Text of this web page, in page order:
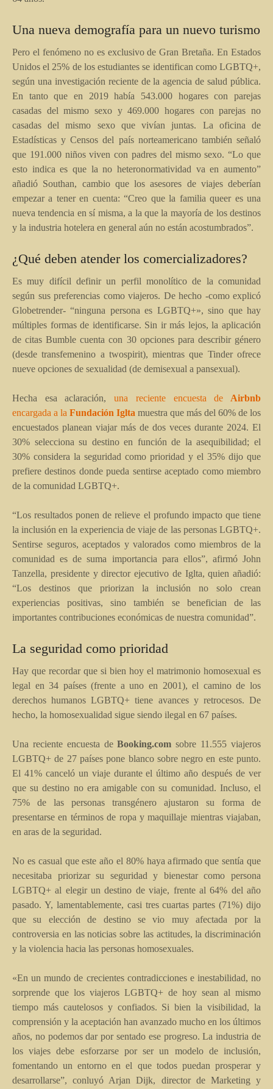
Una nueva demografía para un nuevo turismo
Pero el fenómeno no es exclusivo de Gran Bretaña. En Estados
Unidos el 25% de los estudiantes se identifican como LGBTQ+,
según una investigación reciente de la agencia de salud pública.
En tanto que en 2019 había 543.000 hogares con parejas
casadas del mismo sexo y 469.000 hogares con parejas no
casadas del mismo sexo que vivían juntas. La oficina de
Estadísticas y Censos del país norteamericano también señaló
que 191.000 niños viven con padres del mismo sexo. “Lo que
esto indica es que la no heteronormatividad va en aumento”
añadió Southan, cambio que los asesores de viajes deberían
empezar a tener en cuenta: “Creo que la familia queer es una
nueva tendencia en sí misma, a la que la mayoría de los destinos
y la industria hotelera en general aún no están acostumbrados”.
¿Qué deben atender los comercializadores?
Es muy difícil definir un perfil monolítico de la comunidad
según sus preferencias como viajeros. De hecho -como explicó
Globetrender- “ninguna persona es LGBTQ+», sino que hay
múltiples formas de identificarse. Sin ir más lejos, la aplicación
de citas Bumble cuenta con 30 opciones para describir género
(desde transfemenino a twospirit), mientras que Tinder ofrece
nueve opciones de sexualidad (de demisexual a pansexual).
Hecha esa aclaración,una reciente encuesta de Airbnb
encargada a la Fundación Iglta muestra que más del 60% de los
encuestados planean viajar más de dos veces durante 2024. El
30% selecciona su destino en función de la asequibilidad; el
30% considera la seguridad como prioridad y el 35% dijo que
prefiere destinos donde pueda sentirse aceptado como miembro
de la comunidad LGBTQ+.
“Los resultados ponen de relieve el profundo impacto que tiene
la inclusión en la experiencia de viaje de las personas LGBTQ+.
Sentirse seguros, aceptados y valorados como miembros de la
comunidad es de suma importancia para ellos”, afirmó John
Tanzella, presidente y director ejecutivo de Iglta, quien añadió:
“Los destinos que priorizan la inclusión no solo crean
experiencias positivas, sino también se benefician de las
importantes contribuciones económicas de nuestra comunidad”.
La seguridad como prioridad
Hay que recordar que si bien hoy el matrimonio homosexual es
legal en 34 países (frente a uno en 2001), el camino de los
derechos humanos LGBTQ+ tiene avances y retrocesos. De
hecho, la homosexualidad sigue siendo ilegal en 67 países.
Una reciente encuesta deBooking.com sobre 11.555 viajeros
LGBTQ+ de 27 países pone blanco sobre negro en este punto.
El 41% canceló un viaje durante el último año después de ver
que su destino no era amigable con su comunidad. Incluso, el
75% de las personas transgénero ajustaron su forma de
presentarse en términos de ropa y maquillaje mientras viajaban,
en aras de la seguridad.
No es casual que este año el 80% haya afirmado que sentía que
necesitaba priorizar su seguridad y bienestar como persona
LGBTQ+ al elegir un destino de viaje, frente al 64% del año
pasado. Y, lamentablemente, casi tres cuartas partes (71%) dijo
que su elección de destino se vio muy afectada por la
controversia en las noticias sobre las actitudes, la discriminación
y la violencia hacia las personas homosexuales.
«En un mundo de crecientes contradicciones e inestabilidad, no
sorprende que los viajeros LGBTQ+ de hoy sean al mismo
tiempo más cautelosos y confiados. Si bien la visibilidad, la
comprensión y la aceptación han avanzado mucho en los últimos
años, no podemos dar por sentado ese progreso. La industria de
los viajes debe esforzarse por ser un modelo de inclusión,
fomentando un entorno en el que todos puedan prosperar y
desarrollarse”, conluyó Arjan Dijk, director de Marketing y